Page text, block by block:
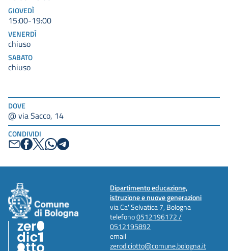
DOVE
@ via Sacco, 14
CONDIVIDI
GIOVEDÌ
15:00-19:00
VENERDÌ
chiuso
SABATO
chiuso
Dipartimento educazione,
istruzione e nuove generazioni
via Ca' Selvatica 7, Bologna
telefono0512196172 /
0512195892
email
zerodiciotto@comune.bologna.it